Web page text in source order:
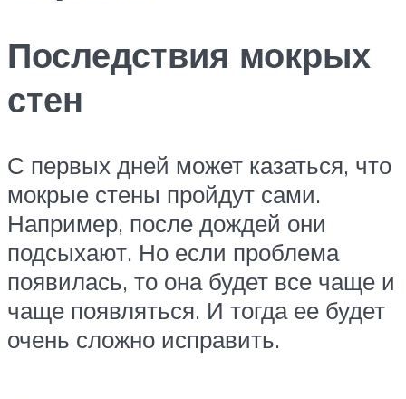
Последствия мокрых
стен
С первых дней может казаться, что
мокрые стены пройдут сами.
Например, после дождей они
подсыхают. Но если проблема
появилась, то она будет все чаще и
чаще появляться. И тогда ее будет
очень сложно исправить.